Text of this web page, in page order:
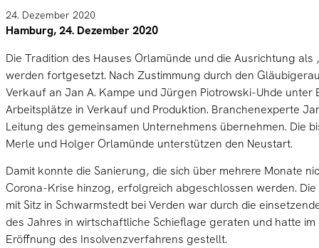
24. Dezember 2020
Hamburg, 24. Dezember 2020
Die Tradition des Hauses Orlamünde und die Ausrichtung als
werden fortgesetzt. Nach Zustimmung durch den
Verkauf an Jan A. Kampe und Jürgen Piotrowski-Uhde unter
Arbeitsplätze in Verkauf und Produktion. Branchenexperte
Leitung des gemeinsamen Unternehmens übernehmen. Die
Merle und Holger Orlamünde unterstützen den Neustart.
Damit konnte die Sanierung, die sich über mehrere Monate
Corona-Krise hinzog, erfolgreich abgeschlossen werden.
mit Sitz in Schwarmstedt bei Verden war durch die
des Jahres in wirtschaftliche Schieflage geraten und hatte
Eröffnung des Insolvenzverfahrens gestellt.